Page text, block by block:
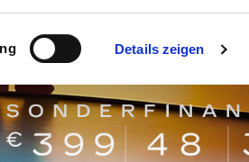
Details zeigen